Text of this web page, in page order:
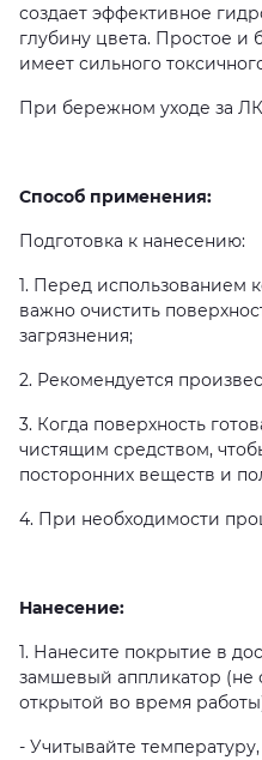
создает эффективное
глубину цвета. Простое и
имеет сильного
При бережном уходе за
Способ применения:
Подготовка к нанесению:
1. Перед использованием
важно очистить
загрязнения;
2. Рекомендуется
3. Когда поверхность
чистящим средством,
посторонних веществ и
4. При необходимости
Нанесение:
1. Нанесите покрытие в
замшевый аппликатор (не
открытой во время
- Учитывайте